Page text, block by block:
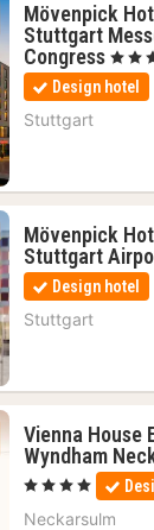
Mövenpick
Stuttgart
Congress2
fra
, 4
Design hotel
Stuttgart
Mövenpick
Stuttgart
Design hotel
Stuttgart
Vienna House
Wyndham
, 4 Stjerner
Neckarsulm